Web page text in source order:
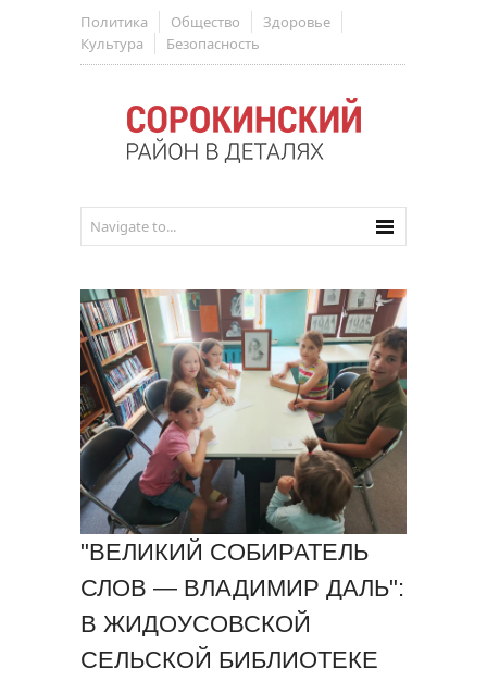
Политика Общество
Здоровье
Культура
Безопасность
"ВЕЛИКИЙ СОБИРАТЕЛЬ
СЛОВ — ВЛАДИМИР ДАЛЬ":
В ЖИДОУСОВСКОЙ
СЕЛЬСКОЙ БИБЛИОТЕКЕ